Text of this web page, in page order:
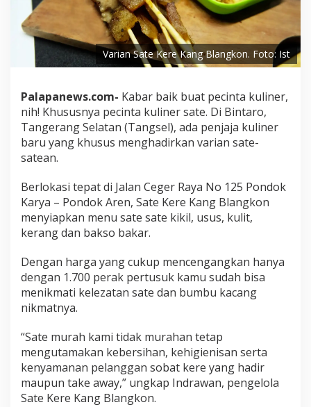
Varian Sate Kere Kang Blangkon. Foto: Ist
Palapanews.com- Kabar baik buat pecinta kuliner,
nih! Khususnya pecinta kuliner sate. Di Bintaro,
Tangerang Selatan (Tangsel), ada penjaja kuliner
baru yang khusus menghadirkan varian sate-
satean.
Berlokasi tepat di Jalan Ceger Raya No 125 Pondok
Karya – Pondok Aren, Sate Kere Kang Blangkon
menyiapkan menu sate sate kikil, usus, kulit,
kerang dan bakso bakar.
Dengan harga yang cukup mencengangkan hanya
dengan 1.700 perak pertusuk kamu sudah bisa
menikmati kelezatan sate dan bumbu kacang
nikmatnya.
“Sate murah kami tidak murahan tetap
mengutamakan kebersihan, kehigienisan serta
kenyamanan pelanggan sobat kere yang hadir
maupun take away,” ungkap Indrawan, pengelola
Sate Kere Kang Blangkon.